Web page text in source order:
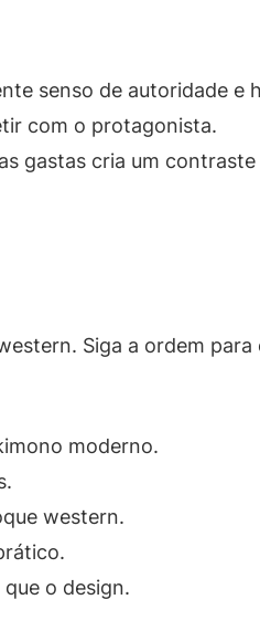
senso de autoridade e
com o protagonista.
gastas cria um
Siga a ordem para
moderno.
western.
o design.